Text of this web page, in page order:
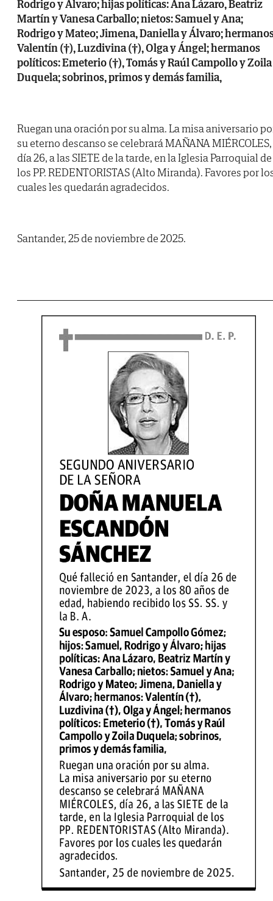
Rodrigo y Álvaro; hijas políticas: Ana Lázaro, Beatriz
Martín y Vanesa Carballo; nietos: Samuel y Ana;
Rodrigo y Mateo; Jimena, Daniella y Álvaro;
Valentín (†), Luzdivina (†), Olga y Ángel; hermanos
políticos: Emeterio (†), Tomás y Raúl Campollo y Zoila
Duquela; sobrinos, primos y demás familia,
Ruegan una oración por su alma. La misa aniversario
su eterno descanso se celebrará MAÑANA MIÉRCOLES,
día 26, a las SIETE de la tarde, en la Iglesia Parroquial de
los PP. REDENTORISTAS (Alto Miranda). Favores por
cuales les quedarán agradecidos.
Santander, 25 de noviembre de 2025.